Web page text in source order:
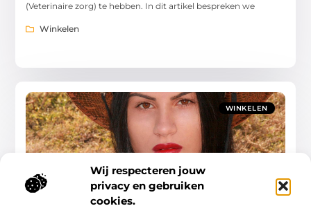
Wij respecteren jouw
privacy en gebruiken
cookies.
(Veterinaire zorg) te hebben. In dit artikel bespreken we
Winkelen
WINKELEN
Deurwaarder in Maassluis helpen bedrijven en